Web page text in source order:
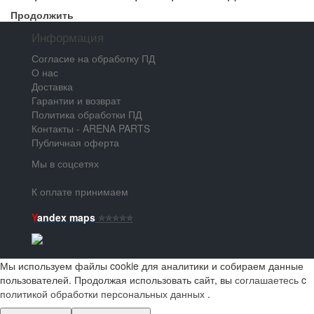
Продолжить
Информация
Согласие на обработку ПД
О нас
Доставка
Гарантии и возврат
Политика обработки ПД
Контакты - ARENA PARTS
Публичная оферта
Мы в соцсетях
К оплате принимаем
Yandex maps ⭐️⭐️⭐️⭐️⭐️
Мы используем файлы cookie для аналитики и собираем данные
пользователей. Продолжая использовать сайт, вы соглашаетесь c
политикой обработки персональных данных .